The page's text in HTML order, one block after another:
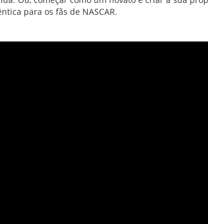
para os fãs de NASCAR.